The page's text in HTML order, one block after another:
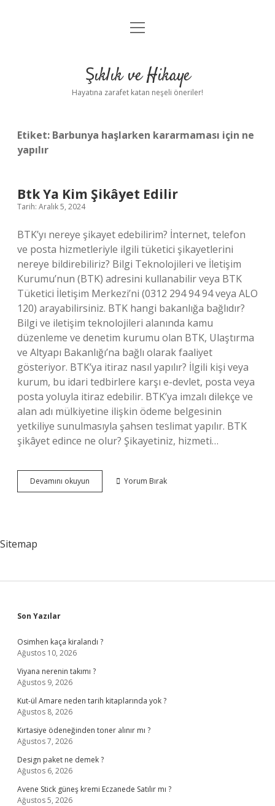
Anasayfa
Yasal Uyarı
menüyü
Şıklık ve Hikaye
Hayatına zarafet katan neşeli öneriler!
Etiket: Barbunya haşlarken kararmaması için ne
yapılır
Btk Ya Kim Şikâyet Edilir
Tarih: Aralık 5, 2024
BTK’yı nereye şikayet edebilirim? İnternet, telefon
ve posta hizmetleriyle ilgili tüketici şikayetlerini
nereye bildirebiliriz? Bilgi Teknolojileri ve İletişim
Kurumu’nun (BTK) adresini kullanabilir veya BTK
Tüketici İletişim Merkezi’ni (0312 294 94 94 veya ALO
120) arayabilirsiniz. BTK hangi bakanlığa bağlıdır?
Bilgi ve iletişim teknolojileri alanında kamu
düzenleme ve denetim kurumu olan BTK, Ulaştırma
ve Altyapı Bakanlığı’na bağlı olarak faaliyet
gösteriyor. BTK’ya itiraz nasıl yapılır? İlgili kişi veya
kurum, bu idari tedbirlere karşı e-devlet, posta veya
posta yoluyla itiraz edebilir. BTK’ya imzalı dilekçe ve
alan adı mülkiyetine ilişkin ödeme belgesinin
yetkiliye sunulmasıyla şahsen teslimat yapılır. BTK
şikâyet edince ne olur? Şikayetiniz, hizmeti…
Devamını okuyun
Ya
Yorum Bırak
Sitemap
Sidebar
Son Yazılar
Osimhen kaça kiralandı ?
Ağustos 10, 2026
Viyana nerenin takımı ?
Ağustos 9, 2026
Kut-ül Amare neden tarih kitaplarında yok ?
Ağustos 8, 2026
Kırtasiye ödeneğinden toner alınır mı ?
Ağustos 7, 2026
Design paket ne demek ?
Ağustos 6, 2026
Avene Stick güneş kremi Eczanede Satılır mı ?
Ağustos 5, 2026